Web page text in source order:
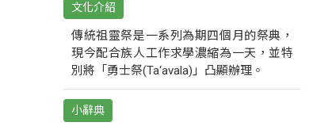
文化介紹
傳統祖靈祭是一系列為期四個月的祭典，
現今配合族人工作求學濃縮為一天，並特
別將「勇士祭(Ta‘avala)」凸顯辦理。
小辭典